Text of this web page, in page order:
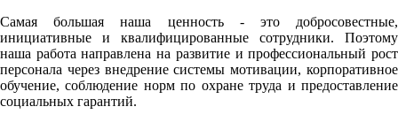
Самая большая наша ценность - это добросовестные,
инициативные и квалифицированные сотрудники. Поэтому
наша работа направлена на развитие и профессиональный рост
персонала через внедрение системы мотивации, корпоративное
обучение, соблюдение норм по охране труда и предоставление
социальных гарантий.